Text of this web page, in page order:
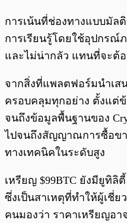
การเน้นที่ช่องทางแบบมัล
การเรียนรู้โดยใช้อุปกรณ์
และไม่น่ากลัว แทนที่จะต้
จากสิ่งที่แพลตฟอร์มนำเส
ครอบคลุมทุกอย่าง ตั้งแต่ข้
จนถึงข้อมูลพื้นฐานของ
ไปจนถึงสัญญาณการซื้อข
ทางเทคนิคในระดับสูง
เหรียญ $99BTC ยังมียูทิลิ
ซึ่งเป็นสาเหตุที่ทำให้ผู้เชี่
คนมองว่า ราคาเหรียญอา